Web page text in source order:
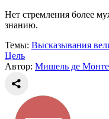
Нет стремления более
знанию.
Темы: Высказывания
Цель
Автор: Мишель де